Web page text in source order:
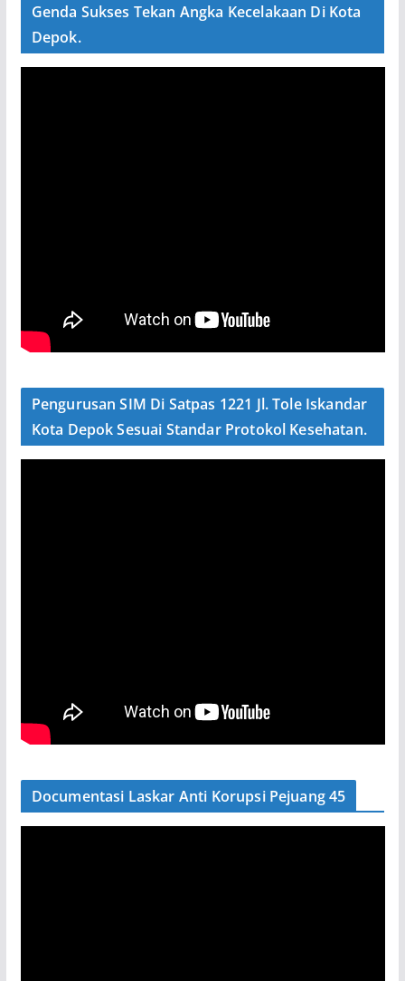
Genda Sukses Tekan Angka Kecelakaan Di Kota
Depok.
Pengurusan SIM Di Satpas 1221 Jl. Tole Iskandar
Kota Depok Sesuai Standar Protokol Kesehatan.
Documentasi Laskar Anti Korupsi Pejuang 45